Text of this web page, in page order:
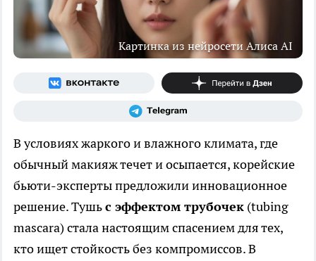
Картинка из нейросети Алиса AI
В условиях жаркого и влажного климата, где
обычный макияж течет и осыпается, корейские
бьюти-эксперты предложили инновационное
решение. Тушьс эффектом трубочек (tubing
mascara) стала настоящим спасением для тех,
кто ищет стойкость без компромиссов. В